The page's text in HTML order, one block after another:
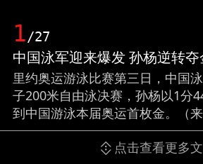
1/27
中国泳军迎来爆发 孙杨逆转
里约奥运游泳比赛第三日，中国
子200米自由泳决赛，孙杨以1分
到中国游泳本届奥运首枚金。（来
点击查看更多